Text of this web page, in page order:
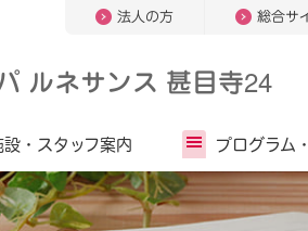
法人の方 総合サ
ルネサンス 甚目寺24
・ スタッフ案内 プログラム・